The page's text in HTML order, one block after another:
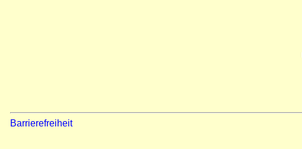
Barrierefreiheit